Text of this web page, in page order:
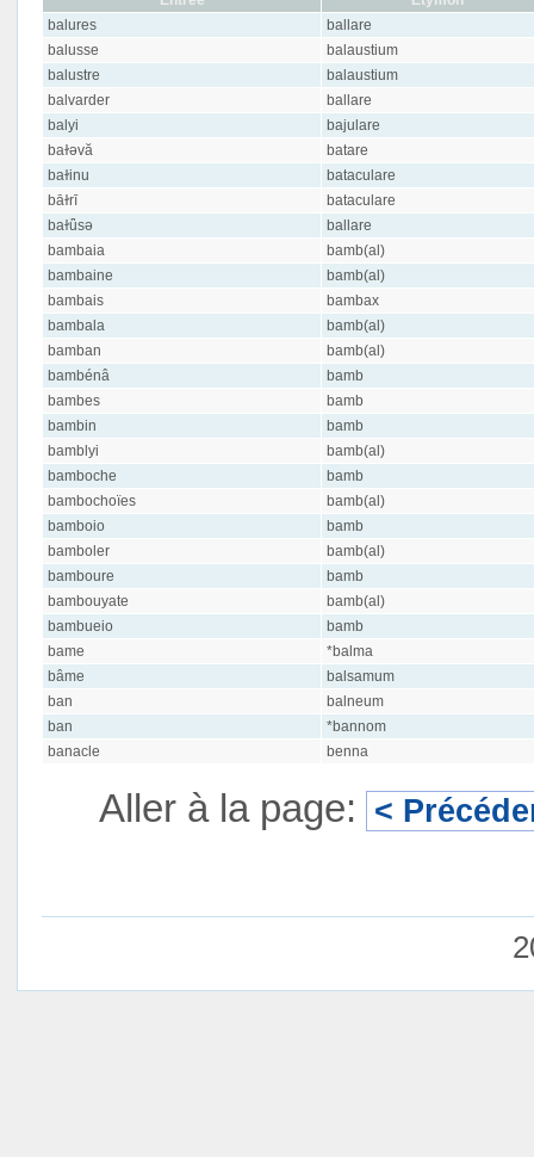
balures
ballare
balusse
balaustium
balustre
balaustium
balvarder
ballare
balyi
bajulare
baɫəvă
batare
baɫinu
bataculare
bāɫrī
bataculare
baɫǖsə
ballare
bambaia
bamb(al)
bambaine
bamb(al)
bambais
bambax
bambala
bamb(al)
bamban
bamb(al)
bambénâ
bamb
bambes
bamb
bambin
bamb
bamblyi
bamb(al)
bamboche
bamb
bambochoïes
bamb(al)
bamboio
bamb
bamboler
bamb(al)
bamboure
bamb
bambouyate
bamb(al)
bambueio
bamb
bame
*balma
bâme
balsamum
ban
balneum
ban
*bannom
banacle
benna
Aller à la page: <